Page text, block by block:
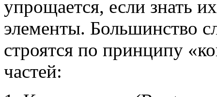
упрощается, если знать
элементы. Большинство
строятся по принципу
частей: